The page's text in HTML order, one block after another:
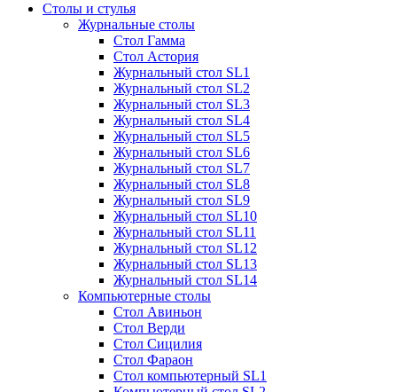
Cтолы и стулья
Журнальные столы
Стол Гамма
Стол Астория
Журнальный стол SL1
Журнальный стол SL2
Журнальный стол SL3
Журнальный стол SL4
Журнальный стол SL5
Журнальный стол SL6
Журнальный стол SL7
Журнальный стол SL8
Журнальный стол SL9
Журнальный стол SL10
Журнальный стол SL11
Журнальный стол SL12
Журнальный стол SL13
Журнальный стол SL14
Компьютерные столы
Стол Авиньон
Стол Верди
Стол Сицилия
Стол Фараон
Стол компьютерный SL1